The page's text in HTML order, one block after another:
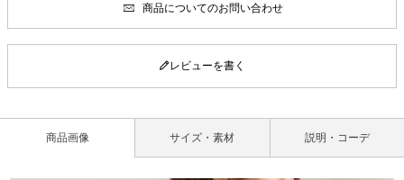
商品についてのお問い合わせ
レビューを書く
商品画像 サイズ・素材 説明・コーデ